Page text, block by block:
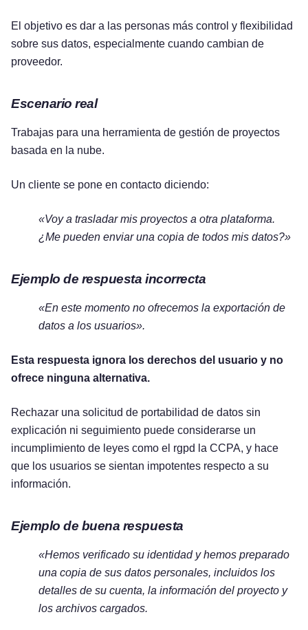
El objetivo es dar a las personas más control y flexibilidad
sobre sus datos, especialmente cuando cambian de
proveedor.
Escenario real
Trabajas para una herramienta de gestión de proyectos
basada en la nube.
Un cliente se pone en contacto diciendo:
«Voy a trasladar mis proyectos a otra plataforma.
¿Me pueden enviar una copia de todos mis datos?»
Ejemplo de respuesta incorrecta
«En este momento no ofrecemos la exportación de
datos a los usuarios».
Esta respuesta ignora los derechos del usuario y no
ofrece ninguna alternativa.
Rechazar una solicitud de portabilidad de datos sin
explicación ni seguimiento puede considerarse un
incumplimiento de leyes como el rgpd la CCPA, y hace
que los usuarios se sientan impotentes respecto a su
información.
Ejemplo de buena respuesta
«Hemos verificado su identidad y hemos preparado
una copia de sus datos personales, incluidos los
detalles de su cuenta, la información del proyecto y
los archivos cargados.